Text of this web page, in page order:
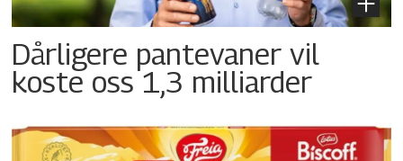
Dårligere pantevaner vil
koste oss 1,3 milliarder